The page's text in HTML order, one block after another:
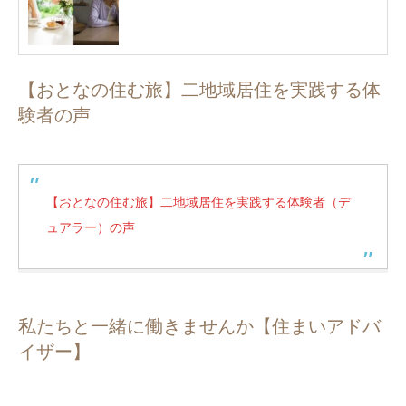
【おとなの住む旅】二地域居住を実践する体
験者の声
【おとなの住む旅】二地域居住を実践する体験者（デ
ュアラー）の声
私たちと一緒に働きませんか【住まいアドバ
イザー】